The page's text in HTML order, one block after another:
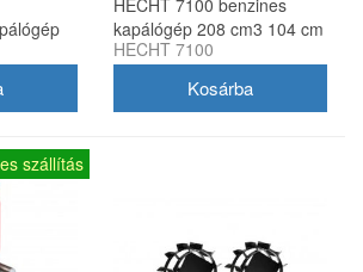
kapálógép 208 cm3 104 cm
munkaszélesség
HECHT 7100
szállítás